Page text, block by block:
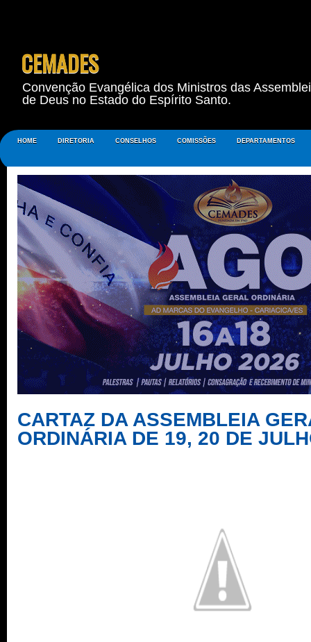
CEMADES
Convenção Evangélica dos Ministros das
de Deus no Estado do Espírito Santo.
HOME DIRETORIA CONSELHOS COMISSÕES DEPARTAMENTOS
CARTAZ DA ASSEMBLEIA
ORDINÁRIA DE 19, 20 DE